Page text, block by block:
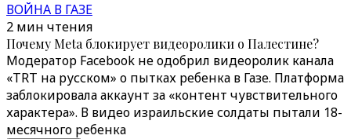
ВОЙНА В ГАЗЕ
2 мин чтения
Почему Meta блокирует видеоролики о Палестине?
Модератор Facebook не одобрил видеоролик канала
«TRT на русском» о пытках ребенка в Газе. Платформа
заблокировала аккаунт за «контент чувствительного
характера». В видео израильские солдаты пытали 18-
месячного ребенка